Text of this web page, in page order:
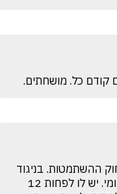
כל. מושחתים.